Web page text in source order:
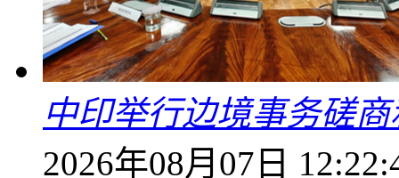
中印举行边境事务磋
2026年08月07日